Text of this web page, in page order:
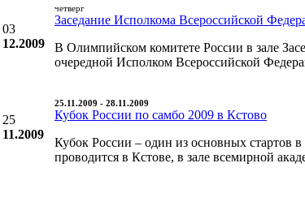
03
12.2009
четверг
Заседание Исполкома Всероссийской
В Олимпийском комитете России в зале
очередной Исполком Всероссийской
25
11.2009
25.11.2009 - 28.11.2009
Кубок России по самбо 2009 в Кстово
Кубок России – один из основных стартов
проводится в Кстове, в зале всемирной